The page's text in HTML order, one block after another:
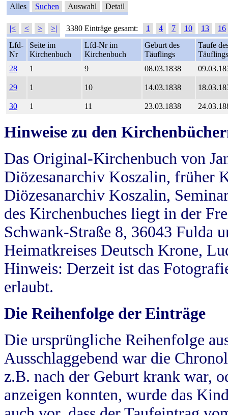
Alles Suchen Auswahl Detail
|< < > >| 3380 Einträge gesamt: 1 4 7 10 13
16
Lfd-
Nr
Seite im
Kirchenbuch
Lfd-Nr im
Kirchenbuch
Geburt des
Täuflings
Taufe
Täuflings
28
1 9 08.03.1838
29 1 10 14.03.1838
30 1 11 23.03.1838
Hinweise zu den
Das Original-Kirchenbuch von
Diözesanarchiv Koszalin, früher
Diözesanarchiv Koszalin,
des Kirchenbuches liegt in der
Schwank-Straße 8, 36043 Fulda
Heimatkreises Deutsch Krone,
Hinweis: Derzeit ist das
erlaubt.
Die Reihenfolge der Einträge
Die ursprüngliche Reihenfolge
Ausschlaggebend war die
z.B. nach der Geburt krank war,
anzeigen konnten, wurde das